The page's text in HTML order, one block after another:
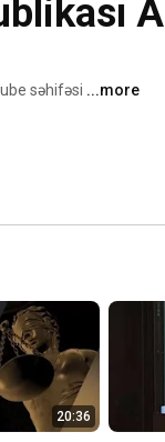
səhifəsi ...more
20:36